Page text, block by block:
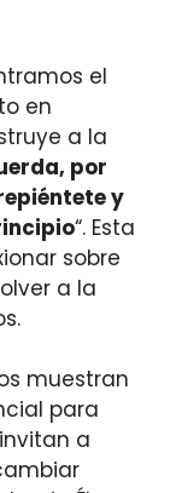
el
en
a la
por
y
“. Esta
sobre
a la
muestran
para
a